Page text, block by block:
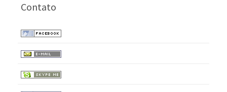
Contato